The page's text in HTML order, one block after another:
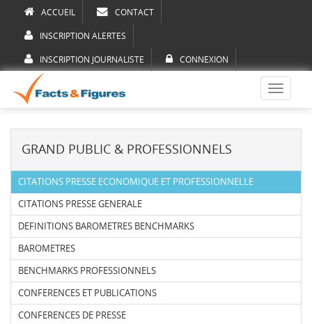
ACCUEIL CONTACT
INSCRIPTION ALERTES
INSCRIPTION JOURNALISTE CONNEXION
Toggle
GRAND PUBLIC & PROFESSIONNELS
CITATIONS PRESSE ECONOMIQUE ET PROFESSIONNELLE
CITATIONS PRESSE GENERALE
DEFINITIONS BAROMETRES BENCHMARKS
BAROMETRES
BENCHMARKS PROFESSIONNELS
CONFERENCES ET PUBLICATIONS
CONFERENCES DE PRESSE